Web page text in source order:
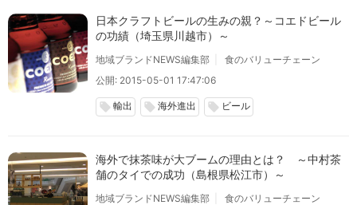
日本クラフトビールの生みの親？～コエドビール
の功績（埼玉県川越市）～
地域ブランドNEWS編集部
食のバリューチェーン
公開: 2015-05-01 17:47:06
local_offer 輸出 local_offer 海外進出 local_offer ビール
海外で抹茶味が大ブームの理由とは？ ～中村茶
舗のタイでの成功（島根県松江市）～
地域ブランドNEWS編集部
食のバリューチェーン